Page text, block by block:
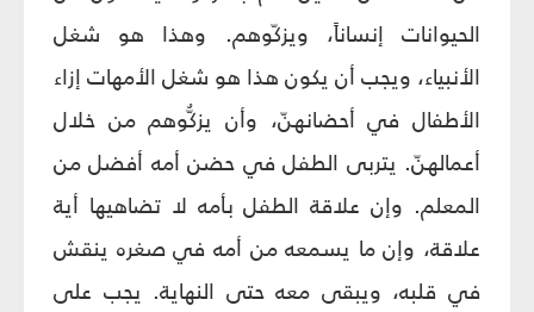
الحيوانات إنساناً، ويزكّوهم. وهذا هو شغل
الأنبياء، ويجب أن يكون هذا هو شغل الأمهات إزاء
الأطفال في أحضانهنّ، وأن يزكُّوهم من خلال
أعمالهنّ. يتربى الطفل في حضن أمه أفضل من
المعلم. وإن علاقة الطفل بأمه لا تضاهيها أية
علاقة، وإن ما يسمعه من أمه في صغره ينقش
في قلبه، ويبقى معه حتى النهاية. يجب على